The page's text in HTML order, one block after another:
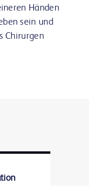
Händen
sein und
Chirurgen